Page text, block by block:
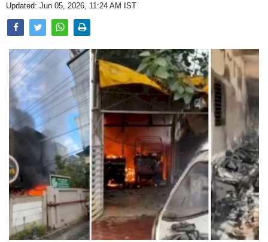
Photo Gallery
Home
Updated: Jun 05, 2026, 11:24 AM IST